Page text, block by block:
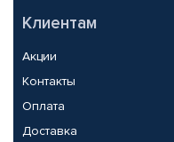
Клиентам
Акции
Контакты
Оплата
Доставка